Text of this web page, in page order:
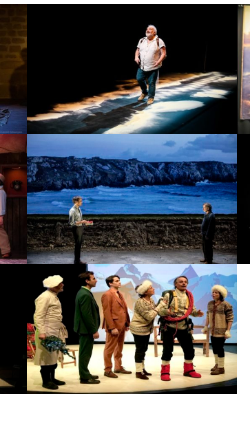
Rossignol à la langue
pourrie
Jeudi 15 et
vendredi 16 octobre
2026
Marius
Date :
Jeudi 14
janvier 2027
Un fil à la patte
Date :
Jeudi 29 avril
2027